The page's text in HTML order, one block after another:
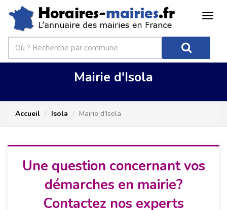
Mairie d'Isola
Accueil Isola Mairie d'Isola
Une question concernant vos
démarches en mairie?
Contactez nos experts